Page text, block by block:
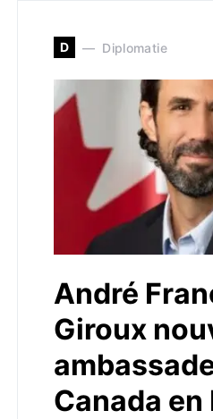
D Diplomatie
André
Giroux
Canada en